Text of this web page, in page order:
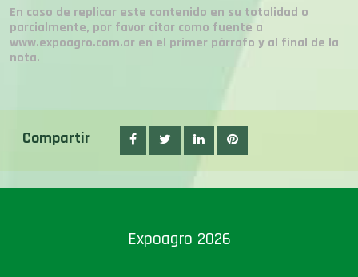
En caso de replicar este contenido en su totalidad o
parcialmente, por favor citar como fuente a
www.expoagro.com.ar en el primer párrafo y al final de la
nota.
Compartir
Expoagro 2026